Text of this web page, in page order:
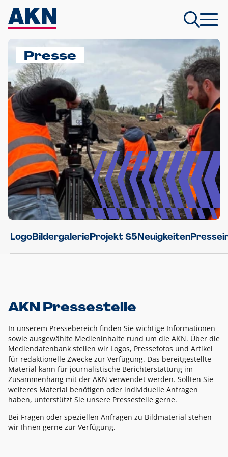
Presse
LogoBildergalerieProjekt S5Neuigkeiten
AKN Pressestelle
In unserem Pressebereich finden Sie wichtige Informationen
sowie ausgewählte Medieninhalte rund um die AKN. Über die
Mediendatenbank stellen wir Logos, Pressefotos und Artikel
für redaktionelle Zwecke zur Verfügung. Das bereitgestellte
Material kann für journalistische Berichterstattung im
Zusammenhang mit der AKN verwendet werden. Sollten Sie
weiteres Material benötigen oder individuelle Anfragen
haben, unterstützt Sie unsere Pressestelle gerne.
Bei Fragen oder speziellen Anfragen zu Bildmaterial stehen
wir Ihnen gerne zur Verfügung.